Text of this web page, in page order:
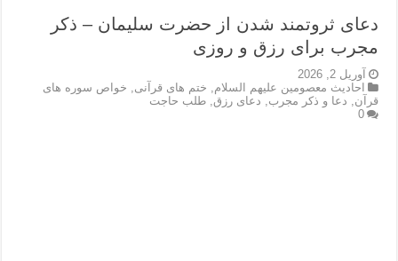
دعای ثروتمند شدن از حضرت سلیمان – ذکر
مجرب برای رزق و روزی
آوریل 2, 2026
احادیث معصومین علیهم السلام
ختم های قرآنی
خواص سوره های
قرآن
دعا و ذکر مجرب دعای رزق ,طلب حاجت
0